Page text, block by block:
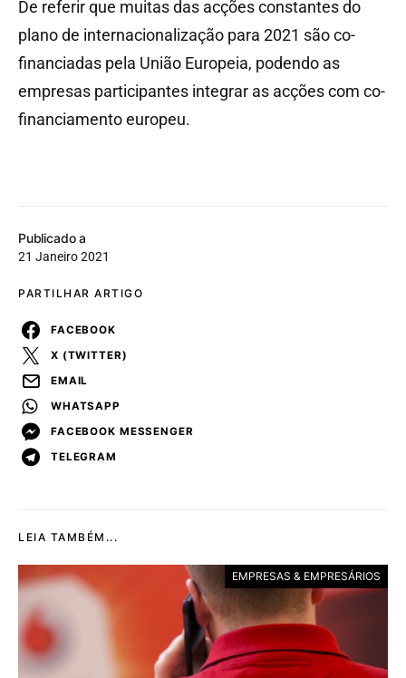
Publicado a
21 Janeiro 2021
PARTILHAR ARTIGO
FACEBOOK
X (TWITTER)
EMAIL
WHATSAPP
FACEBOOK MESSENGER
TELEGRAM
De referir que muitas das acções constantes do
plano de internacionalização para 2021 são co-
financiadas pela União Europeia, podendo as
empresas participantes integrar as acções com co-
financiamento europeu.
LEIA TAMBÉM...
EMPRESAS & EMPRESÁRIOS